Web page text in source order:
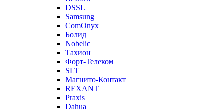
DSSL
Samsung
ComOnyx
Болид
Nobelic
Тахион
Форт-Телеком
SLT
Магнито-Контакт
REXANT
Praxis
Dahua